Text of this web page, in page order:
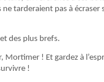
ne tarderaient pas à écraser
des plus brefs.
Mortimer ! Et gardez à
!